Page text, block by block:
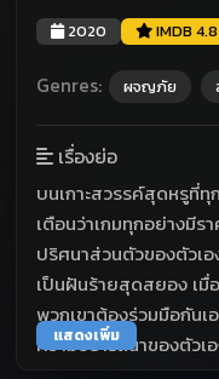
2020 IMDB 4.8
Genres: ผจญภัย
เรื่องย่อ
บนเกาะสวรรค์สุดหรูที่ทุ
เตือนว่าเกมทุกอย่างมีร
ปริศนาส่วนตัวของตัวเ
เป็นฝันร้ายสุดสยอง เมื่
พวกเขาต้องร่วมมือกันเ
ความปรารถนาของตัวเ
แสดงเพิ่ม